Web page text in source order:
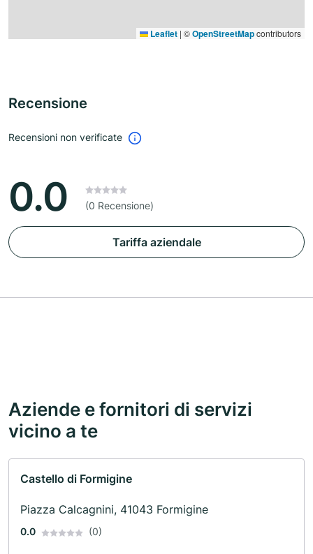
Leaflet | ©OpenStreetMapcontributors
Recensione
Recensioni non verificate
0.0 (0 Recensione)
Tariffa aziendale
Aziende e fornitori di servizi
vicino a te
Castello di Formigine
Piazza Calcagnini, 41043 Formigine
0.0 (0)